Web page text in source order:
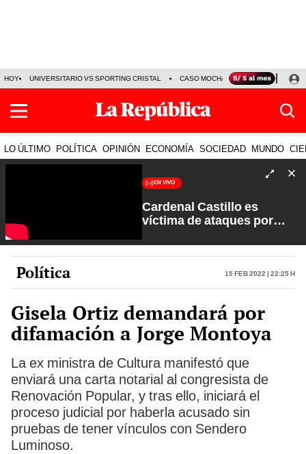
HOY UNIVERSITARIO VS SPORTING CRISTAL CASO MOCHASUELDOS
LO ÚLTIMO POLÍTICA OPINIÓN ECONOMÍA SOCIEDAD MUNDO
EN VIVO
Cardenal Castillo es
víctima de ataques por
Verdad a Fondo con Pedro
Salinas
Política 15 Feb 2022 | 22:25 h
Gisela Ortiz demandará por
difamación a Jorge Montoya
La ex ministra de Cultura manifestó que
enviará una carta notarial al congresista de
Renovación Popular, y tras ello, iniciará el
proceso judicial por haberla acusado sin
pruebas de tener vínculos con Sendero
Luminoso.